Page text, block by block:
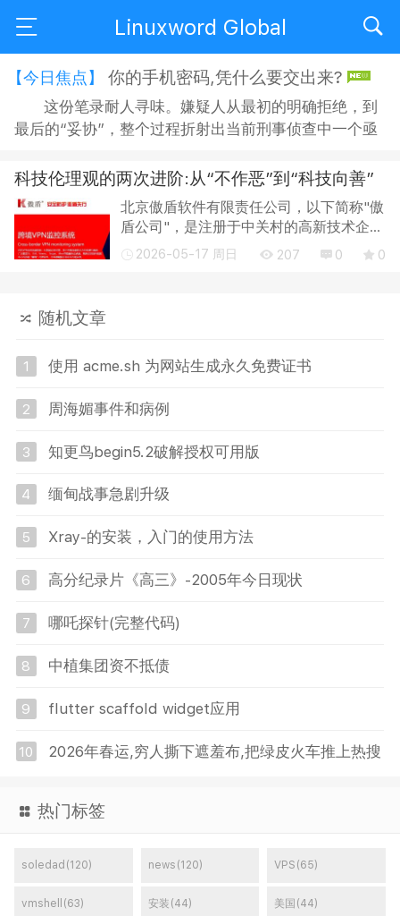
Linuxword Global
【今日焦点】 你的手机密码,凭什么要交出来?
这份笔录耐人寻味。嫌疑人从最初的明确拒绝，到
最后的“妥协”，整个过程折射出当前刑事侦查中一个亟
拒绝？拒绝之后，侦查人员又能采取何种方式“说服”？
在“思想教育”的名义下，嫌疑人的沉默权与隐私权究竟
获得了多大程度的保障？ 智能手机早已不是单纯的通讯
工具，它承...
科技伦理观的两次进阶:从“不作恶”到“科技向善”
北京傲盾软件有限责任公司，以下简称"傲
盾公司"，是注册于中关村的高新技术企
业，自 1998 年开始， 就一直致力于
2026-05-17 周日 207 0 0
随机文章
1 使用 acme.sh 为网站生成永久免费证书
2 周海媚事件和病例
3 知更鸟begin5.2破解授权可用版
4 缅甸战事急剧升级
5 Xray-的安装，入门的使用方法
6 高分纪录片《高三》-2005年今日现状
7 哪吒探针(完整代码)
8 中植集团资不抵债
9 flutter scaffold widget应用
10 2026年春运,穷人撕下遮羞布,把绿皮火车推上热搜
热门标签
soledad(120) news(120) VPS(65)
vmshell(63) 安装(44) 美国(44)